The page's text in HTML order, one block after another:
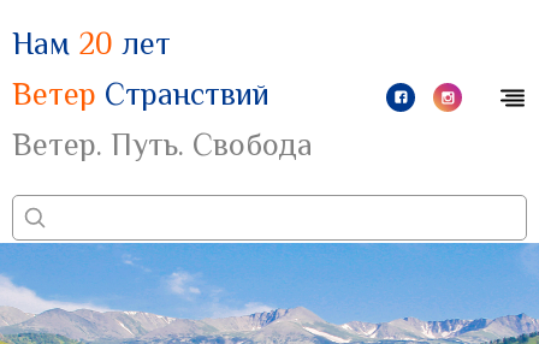
Нам 20 лет
Ветер Странствий
Ветер. Путь. Свобода